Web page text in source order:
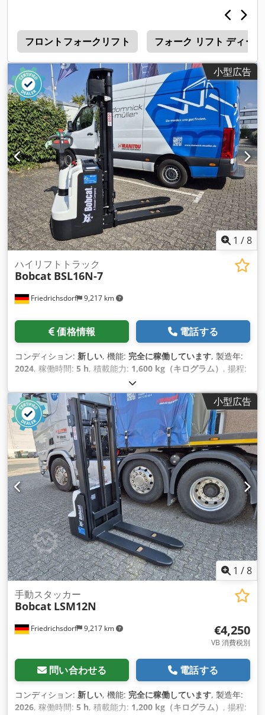
フロントフォークリフト フォーク リフト ディー
小型広告
1 /8
Friedrichsdorf 9,217 km
ハイリフトトラック
Bobcat BSL16N-7
価格情報 電話する
コンディション: 新しい, 機能: 完全に稼働しています, 製造年:
2024, 稼働時間: 5 h, 積載能力: 1,600 kg（キログラム） , 揚程:
1,420 mm
ト型式:トリプレックス, 建設高:2,008 mm, フォーク長:1,150
mm, 空車重量: 1,340 kg（キログラム）, 全長: 1,964 mm, 駆
動方式:Elektro, 建設幅:820 mm
小型広告
1 /8
Friedrichsdorf 9,217 km
手動スタッカー
Bobcat LSM12N
€4,250
VB 消費税別
問い合わせる 電話する
コンディション: 新しい, 機能: 完全に稼働しています, 製造年:
2026, 稼働時間: 5 h, 積載能力: 1,200 kg（キログラム） , 揚程: